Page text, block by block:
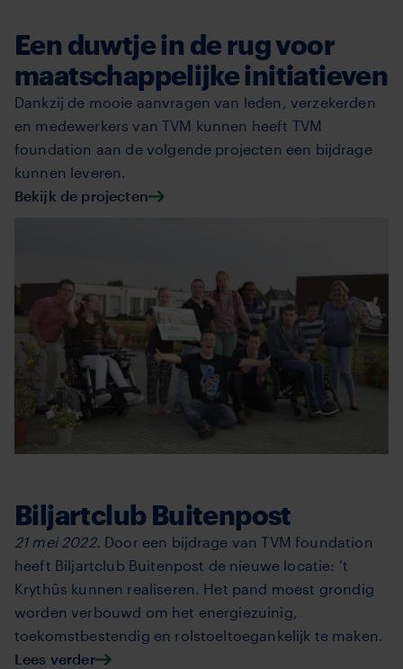
Een duwtje in de rug voor
maatschappelijke initiatieven
Dankzij de mooie aanvragen van leden, verzekerden
en medewerkers van TVM kunnen heeft TVM
foundation aan de volgende projecten een bijdrage
kunnen leveren.
Bekijk de projecten
Biljartclub Buitenpost
21 mei 2022. Door een bijdrage van TVM foundation
heeft Biljartclub Buitenpost de nieuwe locatie: ’t
Krythûs kunnen realiseren. Het pand moest grondig
worden verbouwd om het energiezuinig,
toekomstbestendig en rolstoeltoegankelijk te maken.
Lees verder